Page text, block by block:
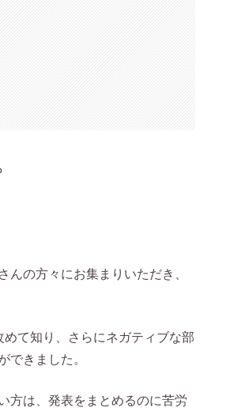
んの方々にお集まりいただき、
て知り、さらにネガティブな部
できました。
方は、発表をまとめるのに苦労